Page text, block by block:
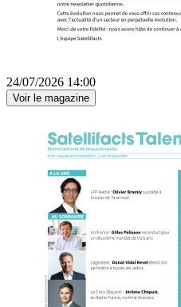
24/07/2026 14:00
Voir le magazine